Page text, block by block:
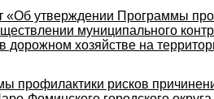
утверждении Программы
муниципального
дорожном хозяйстве на
профилактики рисков